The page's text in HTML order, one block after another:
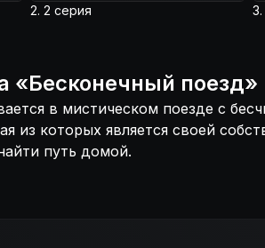
2. 2 серия
«Бесконечный поезд»
в мистическом поезде с
из которых является своей
путь домой.